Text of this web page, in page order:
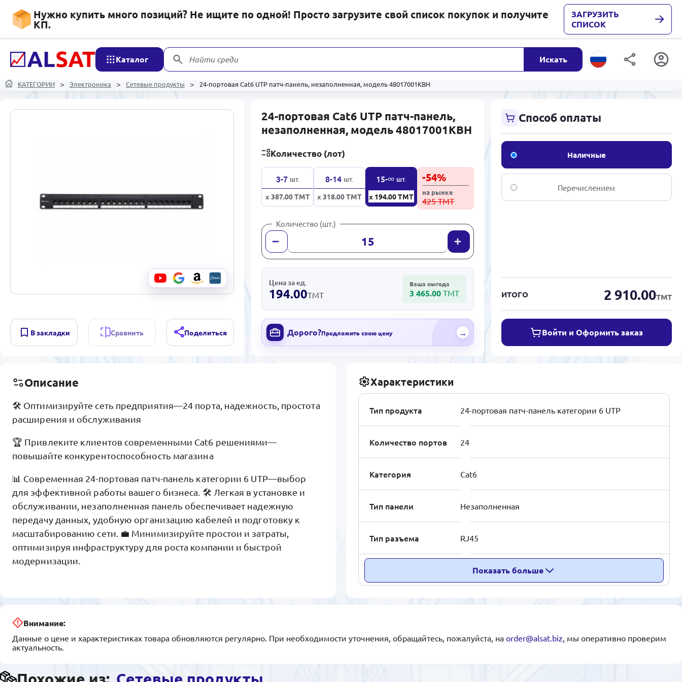
Нужно купить много позиций? Не ищите по одной! Просто загрузите свой список покупок и получите
КП.
ЗАГРУЗИТЬ
СПИСОК
Каталог Найти среди Искать
КАТЕГОРИИ Электроника Сетевые продукты 24-портовая Cat6 UTP патч-панель, незаполненная, модель 48017001KBH
В закладки Сравнить Поделиться
24-портовая Cat6 UTP патч-панель,
незаполненная, модель 48017001KBH
Количество (лот)
3-7 шт.
x 387.00ТМТ
8-14 шт.
x 318.00ТМТ
15-∞ шт.
x 194.00ТМТ
-54%
на рынке
425 ТМТ
Количество (шт.)
Цена за ед.
194.00ТМТ
Ваша выгода
3 465.00 ТМТ
Дорого?Предложить свою цену →
Способ оплаты
Наличные
Перечислением
ИТОГО 2 910.00ТМТ
Войти и Оформить заказ
Описание
🛠️ Оптимизируйте сеть предприятия—24 порта, надежность, простота
расширения и обслуживания
🏆 Привлеките клиентов современными Cat6 решениями—
повышайте конкурентоспособность магазина
📊 Современная 24-портовая патч-панель категории 6 UTP—выбор
для эффективной работы вашего бизнеса. 🛠️ Легкая в установке и
обслуживании, незаполненная панель обеспечивает надежную
передачу данных, удобную организацию кабелей и подготовку к
масштабированию сети. 💼 Минимизируйте простои и затраты,
оптимизируя инфраструктуру для роста компании и быстрой
модернизации.
Характеристики
Тип продукта 24-портовая патч-панель категории 6 UTP
Количество портов 24
Категория Cat6
Тип панели Незаполненная
Тип разъема RJ45
Показать больше
Внимание:
Данные о цене и характеристиках товара обновляются регулярно. При необходимости уточнения, обращайтесь, пожалуйста, на order@alsat.biz, мы оперативно проверим
актуальность.